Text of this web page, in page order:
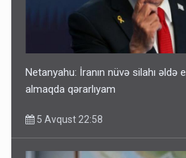
Netanyahu: İranın nüvə silahı əldə
almaqda qərarlıyam
5 Avqust 22:58